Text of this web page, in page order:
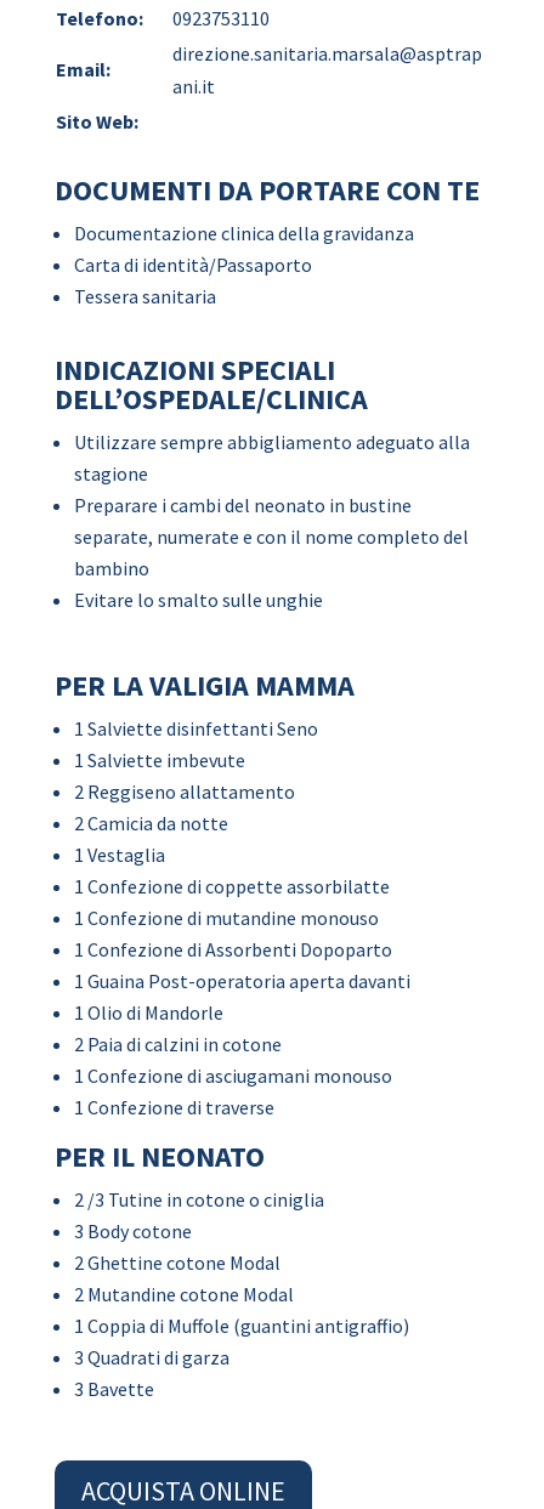
Telefono:
0923753110
Email:
direzione.sanitaria.marsala@asptrap
ani.it
Sito Web:
DOCUMENTI DA PORTARE CON TE
Documentazione clinica della gravidanza
Carta di identità/Passaporto
Tessera sanitaria
INDICAZIONI SPECIALI
DELL’OSPEDALE/CLINICA
Utilizzare sempre abbigliamento adeguato alla
stagione
Preparare i cambi del neonato in bustine
separate, numerate e con il nome completo del
bambino
Evitare lo smalto sulle unghie
PER LA VALIGIA MAMMA
1 Salviette disinfettanti Seno
1 Salviette imbevute
2 Reggiseno allattamento
2 Camicia da notte
1 Vestaglia
1 Confezione di coppette assorbilatte
1 Confezione di mutandine monouso
1 Confezione di Assorbenti Dopoparto
1 Guaina Post-operatoria aperta davanti
1 Olio di Mandorle
2 Paia di calzini in cotone
1 Confezione di asciugamani monouso
1 Confezione di traverse
PER IL NEONATO
2 /3 Tutine in cotone o ciniglia
3 Body cotone
2 Ghettine cotone Modal
2 Mutandine cotone Modal
1 Coppia di Muffole (guantini antigraffio)
3 Quadrati di garza
3 Bavette
ACQUISTA ONLINE